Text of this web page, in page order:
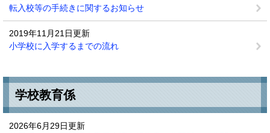
転入校等の手続きに関するお知らせ
2019年11月21日更新
小学校に入学するまでの流れ
学校教育係
2026年6月29日更新